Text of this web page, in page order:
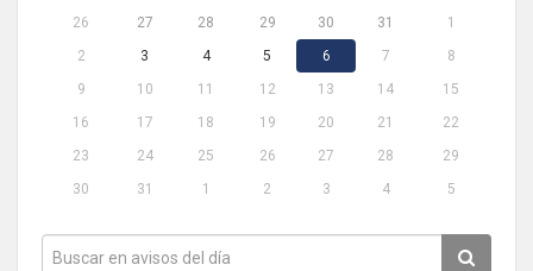
26 27 28 29 30 31
1
2
3 4 5 6 7
8
9
10 11 12 13 14
15
16
17 18 19 20 21
22
23
24 25 26 27 28
29
30
31 1 2 3 4 5